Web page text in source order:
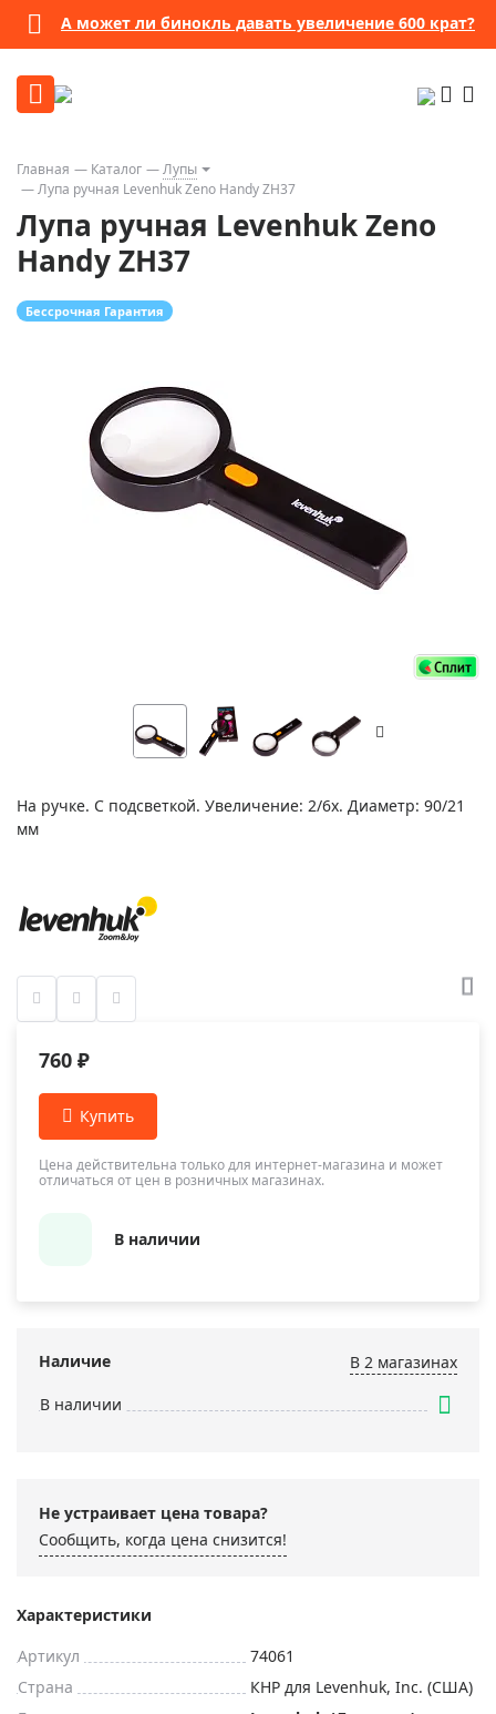
А может ли бинокль давать увеличение 600 крат?
Главная Каталог
Лупы
Лупа ручная Levenhuk Zeno Handy ZH37
Лупа ручная Levenhuk Zeno
Handy ZH37
Бессрочная Гарантия
На ручке. С подсветкой. Увеличение: 2/6х. Диаметр: 90/21
мм
760 ₽
Цена действительна только для интернет-магазина и может
отличаться от цен в розничных магазинах.
В наличии
Наличие
В 2 магазинах
В наличии
Не устраивает цена товара?
Сообщить, когда цена снизится!
Характеристики
Артикул
74061
Страна
КНР для Levenhuk, Inc. (США)